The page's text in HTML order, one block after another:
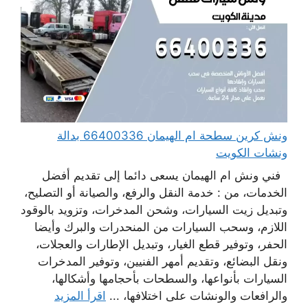
ونش كرين سطحة ام الهيمان 66400336 بدالة
ونشات الكويت
فني ونش ام الهيمان يسعى دائما إلى تقديم أفضل
الخدمات، من : خدمة النقل والرفع، والصيانة أو التصليح،
وتبديل زيت السيارات، وشحن المدخرات، وتزويد بالوقود
اللازم، وسحب السيارات من المنحدرات والبرك وأيضا
الحفر، وتوفير قطع الغيار، وتبديل الإطارات والعجلات،
ونقل البضائع، وتقديم أمهر الفنيين، وتوفير المدخرات
السيارات بأنواعها، والسطحات بأحجامها وأشكالها،
والرافعات والونشات على اختلافها، ... اقرأ المزيد